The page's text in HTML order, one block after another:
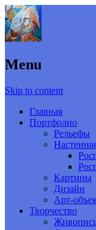
Menu
Skip to content
Главная
Портфолио
Рельефы
Картины
Дизайн
Арт-
Творчество